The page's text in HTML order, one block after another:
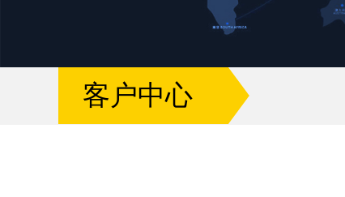
客户中心